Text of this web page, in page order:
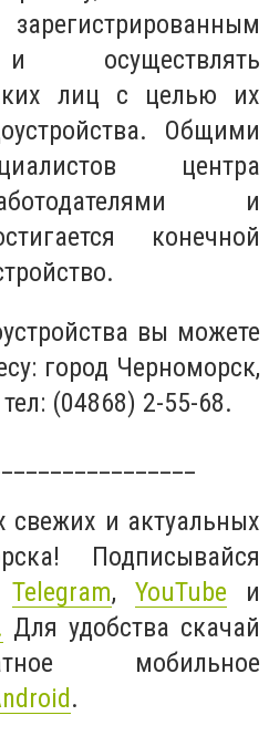
осуществлять
лиц с целью их
Общими
центра
и
конечной
вы можете
город Черноморск,
(04868) 2-55-68.
свежих и актуальных
Подписывайся
Telegram,YouTube и
Для удобства скачай
мобильное
.